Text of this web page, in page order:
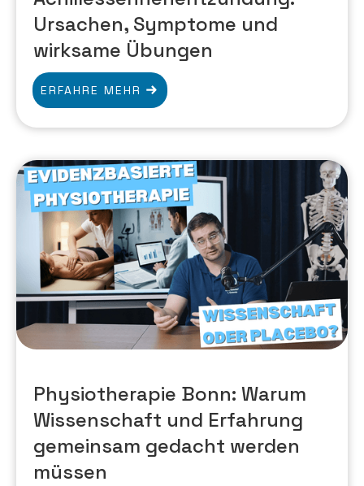
Ursachen, Symptome und
wirksame Übungen
ERFAHRE MEHR
Physiotherapie Bonn: Warum
Wissenschaft und Erfahrung
gemeinsam gedacht werden
müssen